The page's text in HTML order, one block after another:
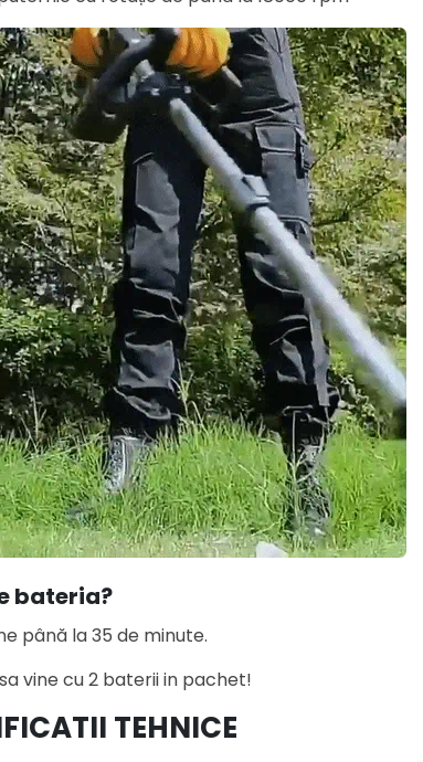
bateria?
până la 35 de minute.
vine cu 2 baterii in pachet!
TEHNICE